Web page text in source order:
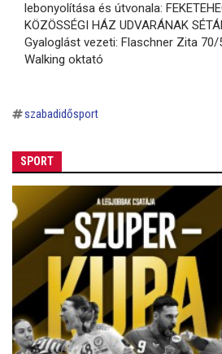
lebonyolítása és útvonala:
KÖZÖSSÉGI HÁZ UDVARÁNAK
Gyaloglást vezeti: Flaschner Zita
Walking oktató
szabadidősport
SPORT